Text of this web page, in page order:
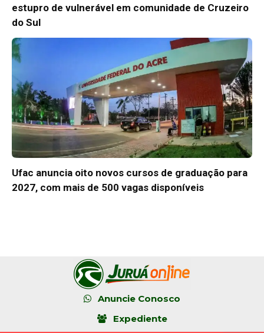
estupro de vulnerável em comunidade de Cruzeiro
do Sul
Ufac anuncia oito novos cursos de graduação para
2027, com mais de 500 vagas disponíveis
Anuncie Conosco
Expediente